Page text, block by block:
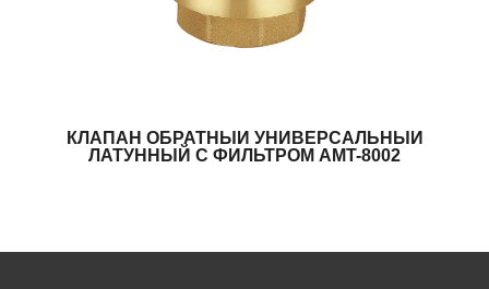
КЛАПАН ОБРАТНЫЙ УНИВЕРСАЛЬНЫЙ
ЛАТУННЫЙ С ФИЛЬТРОМ AMT-8002